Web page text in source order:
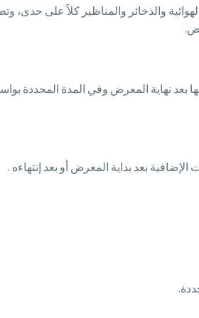
والذخائر والمناظير كلاً على
بعد نهاية المعرض وفي المدة المحددة